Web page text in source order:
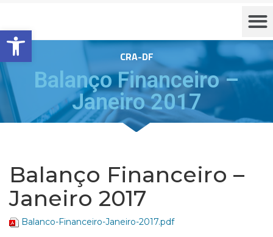
Barra de Ferramentas Aberta
CRA-DF
Balanço Financeiro –
Janeiro 2017
Balanço Financeiro –
Janeiro 2017
Balanco-Financeiro-Janeiro-2017.pdf